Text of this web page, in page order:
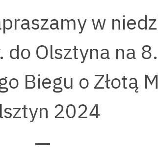
w
Olsztyna na
Biegu o Złotą
2024